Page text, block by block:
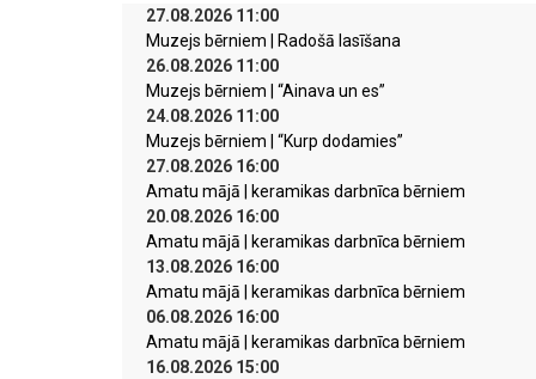
27.08.2026 11:00
Muzejs bērniem | Radošā lasīšana
26.08.2026 11:00
Muzejs bērniem | “Ainava un es”
24.08.2026 11:00
Muzejs bērniem | “Kurp dodamies”
27.08.2026 16:00
Amatu mājā | keramikas darbnīca bērniem
20.08.2026 16:00
Amatu mājā | keramikas darbnīca bērniem
13.08.2026 16:00
Amatu mājā | keramikas darbnīca bērniem
06.08.2026 16:00
Amatu mājā | keramikas darbnīca bērniem
16.08.2026 15:00